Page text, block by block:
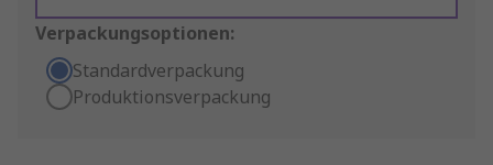
Verpackungsoptionen:
Standardverpackung
Produktionsverpackung